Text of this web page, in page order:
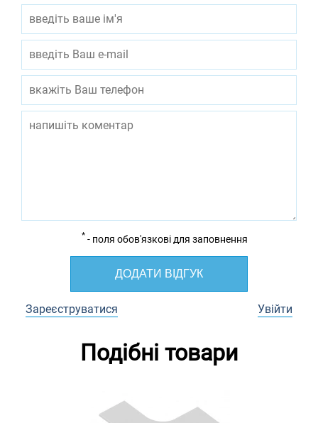
* - поля обов'язкові для заповнення
ДОДАТИ ВІДГУК
Зареєструватися Увійти
Подібні товари